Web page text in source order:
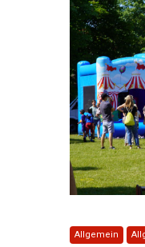
Allgemein